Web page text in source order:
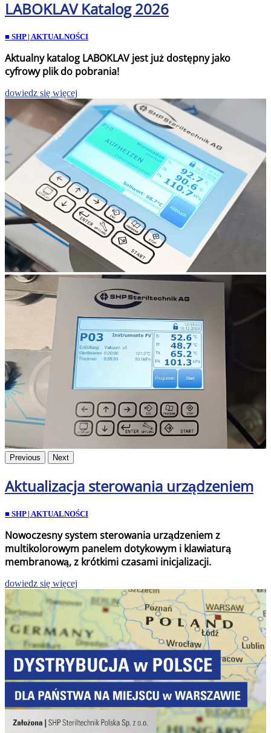
LABOKLAV Katalog 2026
■ SHP | AKTUALNOŚCI
Aktualny katalog LABOKLAV jest już dostępny jako
cyfrowy plik do pobrania!
dowiedz się więcej
Previous Next
Aktualizacja sterowania urządzeniem
■ SHP | AKTUALNOŚCI
Nowoczesny system sterowania urządzeniem z
multikolorowym panelem dotykowym i klawiaturą
membranową, z krótkimi czasami inicjalizacji.
dowiedz się więcej